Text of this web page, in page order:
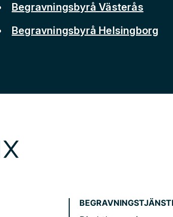
Begravningsbyrå Västerås
Begravningsbyrå Helsingborg